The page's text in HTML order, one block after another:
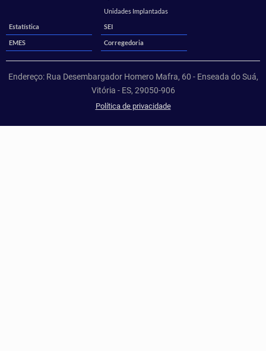
Unidades Implantadas
Estatística
SEI
EMES Corregedoria
Endereço: Rua Desembargador Homero Mafra, 60 - Enseada do Suá,
Vitória - ES, 29050-906
Política de privacidade